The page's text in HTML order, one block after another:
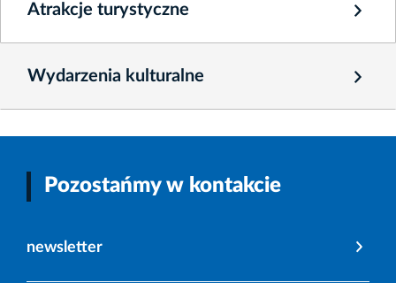
Atrakcje turystyczne
Wydarzenia kulturalne
Pozostańmy w kontakcie
newsletter